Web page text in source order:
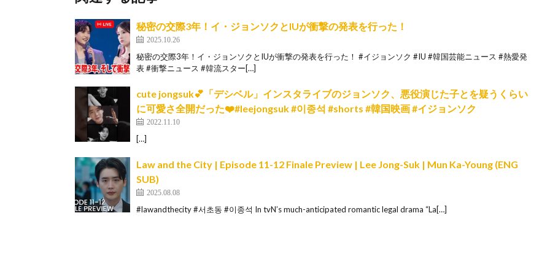
秘密の交際3年！イ・ジョンソクとIUが衝撃の発表を行った！
2025.10.26
秘密の交際3年！イ・ジョンソクとIUが衝撃の発表を行った！ #イジョンソク #IU #韓国芸能ニュース #熱愛発
表 #衝撃ニュース #韓流スター[…]
cute jongsuk💕「デシベル」インスタライブのジョンソク、悪役演じた子とを疑うくらい
に可愛さ全開だった❤️#leejongsuk #이종석 #shorts #韓国映画 #イジョンソク
2022.11.10
[…]
Law and the City | Episode 11-12 Finale Preview | Lee Jong-Suk | Mun Ka-Young (ENG
SUB)
2025.08.08
#lawandthecity #서초동 #이종석 In tvN’s much-anticipated romantic legal drama “La[…]